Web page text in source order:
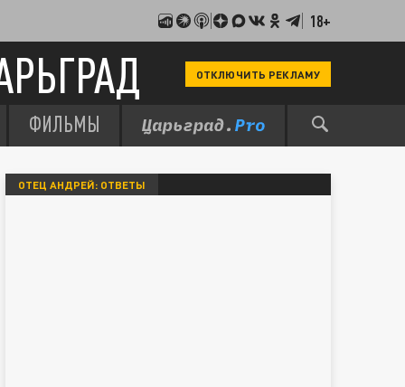
18+
ОТКЛЮЧИТЬ РЕКЛАМУ
ФИЛЬМЫ
ОТЕЦ АНДРЕЙ: ОТВЕТЫ